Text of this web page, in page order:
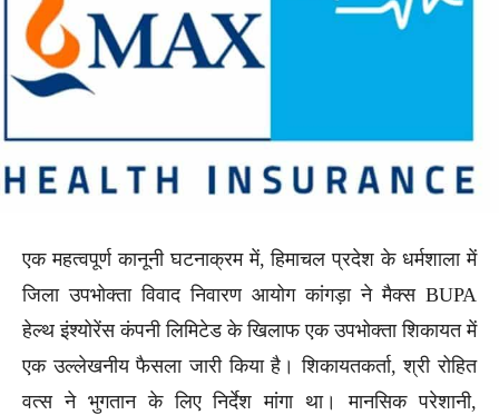
एक महत्वपूर्ण कानूनी घटनाक्रम में, हिमाचल प्रदेश के धर्मशाला में
जिला उपभोक्ता विवाद निवारण आयोग कांगड़ा ने मैक्स BUPA
हेल्थ इंश्योरेंस कंपनी लिमिटेड के खिलाफ एक उपभोक्ता शिकायत में
एक उल्लेखनीय फैसला जारी किया है। शिकायतकर्ता, श्री रोहित
वत्स ने भुगतान के लिए निर्देश मांगा था। मानसिक परेशानी,